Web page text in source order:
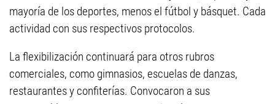
mayoría de los deportes, menos el fútbol y básquet. Cada
actividad con sus respectivos protocolos.
La flexibilización continuará para otros rubros
comerciales, como gimnasios, escuelas de danzas,
restaurantes y confiterías. Convocaron a sus